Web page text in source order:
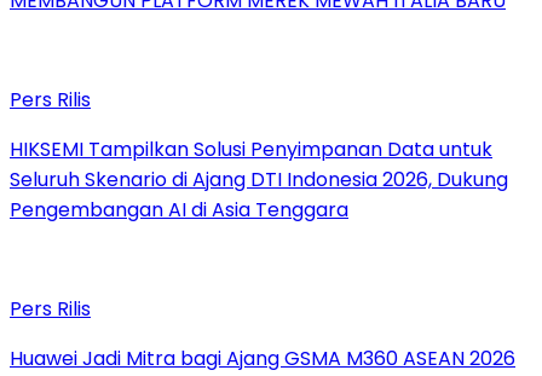
Pers Rilis
HIKSEMI Tampilkan Solusi Penyimpanan Data untuk
Seluruh Skenario di Ajang DTI Indonesia 2026, Dukung
Pengembangan AI di Asia Tenggara
Pers Rilis
Huawei Jadi Mitra bagi Ajang GSMA M360 ASEAN 2026